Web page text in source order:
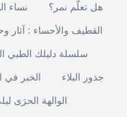
نساء
هل تعلّم نمر؟
القطيف والأحساء : آثار
سلسلة دليلك الطبي
الخبر في
جذور البلاء
الوالهة الحرَى